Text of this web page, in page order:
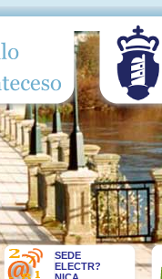
SEDE
ELECTR?